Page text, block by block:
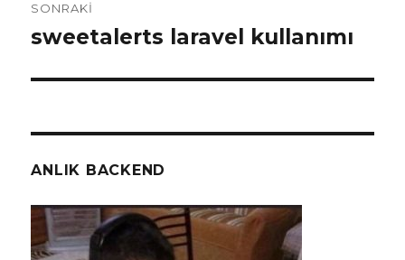
SONRAKI
Sonraki
sweetalerts laravel kullanımı
ANLIK BACKEND